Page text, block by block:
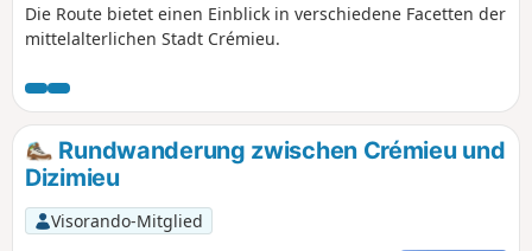
Die Route bietet einen Einblick in verschiedene Facetten der
mittelalterlichen Stadt Crémieu.
Rundwanderung zwischen Crémieu und
Dizimieu
Visorando-Mitglied